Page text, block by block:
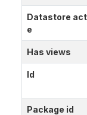
Datastore
e
Has views
Id
Package id